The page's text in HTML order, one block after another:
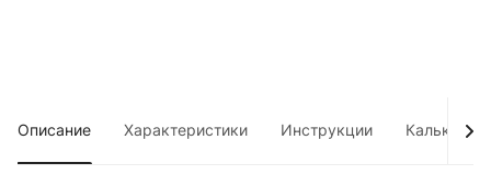
Описание Характеристики Инструкции